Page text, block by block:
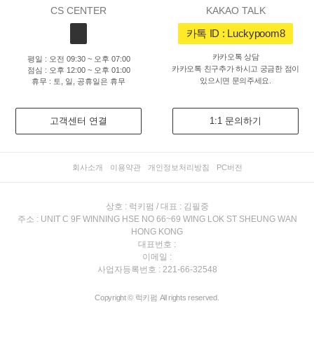
CS CENTER
평일 : 오전 09:30 ~ 오후 07:00
점심 : 오후 12:00 ~ 오후 01:00
휴무 : 토, 일, 공휴일은 휴무
KAKAO TALK
카톡 ID : Luckypoom8
카카오톡 상담
카카오톡 친구추가 하시고 궁금한 점이
있으시면 문의주세요.
고객센터 연결 1:1 문의하기
회사소개 이용약관 개인정보처리방침 PC버전
상호 : 럭키펌 / 대표 : 김필중
주소 : UNIT C 9F WINNING HSE NO 66~69 WING LOK ST SHEUNG WAN
HONG KONG
대표번호 :
이메일 :
사업자등록번호 : 221-66-32548
Copyright © 럭키펌 All rights reserved.